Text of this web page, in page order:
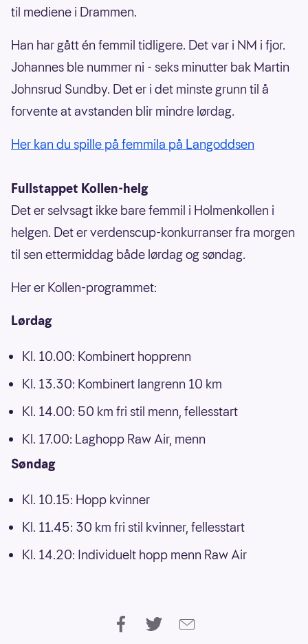
til mediene i Drammen.
Han har gått én femmil tidligere. Det var i NM i fjor.
Johannes ble nummer ni - seks minutter bak Martin
Johnsrud Sundby. Det er i det minste grunn til å
forvente at avstanden blir mindre lørdag.
Her kan du spille på femmila på Langoddsen
Fullstappet Kollen-helg
Det er selvsagt ikke bare femmil i Holmenkollen i
helgen. Det er verdenscup-konkurranser fra morgen
til sen ettermiddag både lørdag og søndag.
Her er Kollen-programmet:
Lørdag
Kl. 10.00: Kombinert hopprenn
Kl. 13.30: Kombinert langrenn 10 km
Kl. 14.00: 50 km fri stil menn, fellesstart
Kl. 17.00: Laghopp Raw Air, menn
Søndag
Kl. 10.15: Hopp kvinner
Kl. 11.45: 30 km fri stil kvinner, fellesstart
Kl. 14.20: Individuelt hopp menn Raw Air